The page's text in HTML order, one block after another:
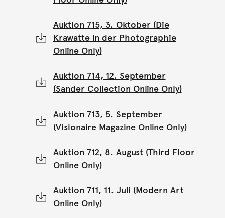
Auktion 715, 3. Oktober (Die
Krawatte in der Photographie
Online Only)
Auktion 714, 12. September
(Sander Collection Online Only)
Auktion 713, 5. September
(Visionaire Magazine Online Only)
Auktion 712, 8. August (Third Floor
Online Only)
Auktion 711, 11. Juli (Modern Art
Online Only)